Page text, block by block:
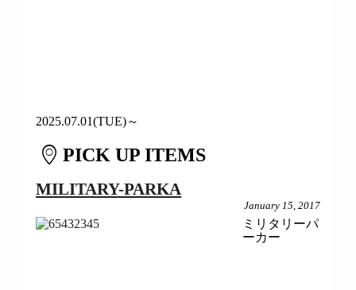
2025.07.01(TUE)～
PICK UP ITEMS
MILITARY-PARKA
January 15, 2017
ミリタリーパ
ーカー